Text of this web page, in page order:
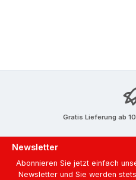
Gratis Lieferung ab
Newsletter
Abonnieren Sie jetzt einfach
Newsletter und Sie werden